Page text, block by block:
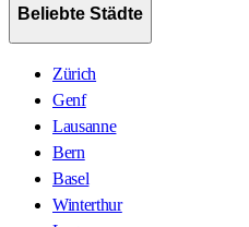
Beliebte Städte
Zürich
Genf
Lausanne
Bern
Basel
Winterthur